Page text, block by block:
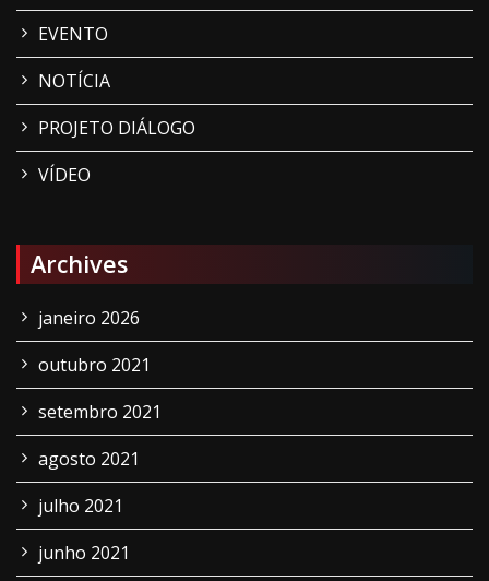
EVENTO
NOTÍCIA
PROJETO DIÁLOGO
VÍDEO
Archives
janeiro 2026
outubro 2021
setembro 2021
agosto 2021
julho 2021
junho 2021